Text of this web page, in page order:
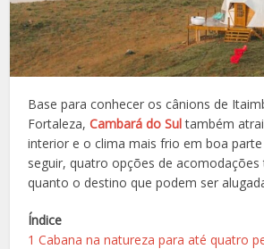
Base para conhecer os cânions de
Fortaleza,Cambará do Sultambém
interior e o clima mais frio em boa
seguir, quatro opções de
quanto o destino que podem ser
Índice
1 Cabana na natureza para até quatro